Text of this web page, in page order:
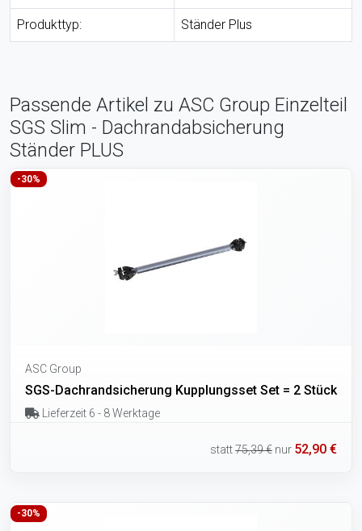
Produkttyp: Ständer Plus
Passende Artikel zu ASC Group Einzelteil
SGS Slim - Dachrandabsicherung
Ständer PLUS
-30%
ASC Group
SGS-Dachrandsicherung Kupplungsset Set = 2 Stück
Lieferzeit 6 - 8 Werktage
statt75,39 € nur 52,90 €
-30%